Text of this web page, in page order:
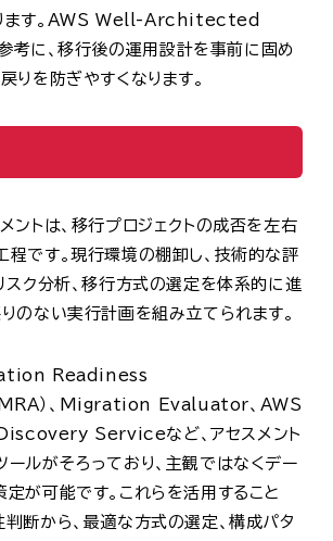
ます。AWS Well-Architected
に、移行後の運用設計を事前に固め
りを防ぎやすくなります。
ントは、移行プロジェクトの成否を左右
程です。現行環境の棚卸し、技術的な評
スク分析、移行方式の選定を体系的に進
のない実行計画を組み立てられます。
Readiness
）、Migration Evaluator、AWS
Serviceなど、アセスメント
ールがそろっており、主観ではなくデー
定が可能です。これらを活用すること
判断から、最適な方式の選定、構成パタ